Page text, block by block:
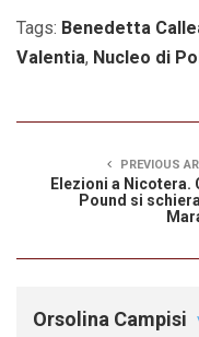
Tags: Benedetta
Valentia, Nucleo di
PREVIOUS
Elezioni a Nicotera.
Pound si
Orsolina Campisi